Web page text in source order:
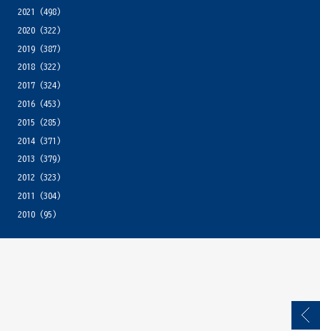
2021
(498)
2020(322)
2019(387)
2018(322)
2017(324)
2016(453)
2015 (285)
2014(371)
2013 (379)
2012 (323)
2011
(304)
2010(95)